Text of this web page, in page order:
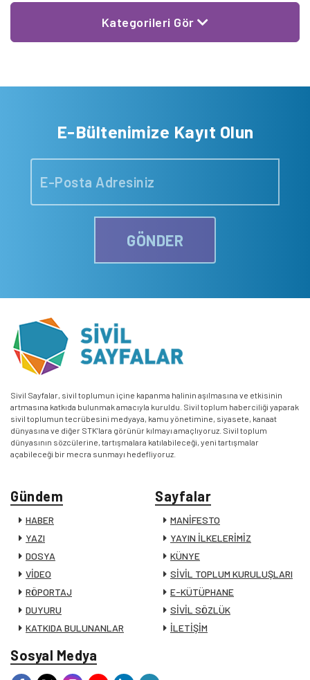
Kategorileri Gör
E-Bültenimize Kayıt Olun
GÖNDER
Sivil Sayfalar, sivil toplumun içine kapanma halinin aşılmasına ve etkisinin
artmasına katkıda bulunmak amacıyla kuruldu. Sivil toplum haberciliği yaparak
sivil toplumun tecrübesini medyaya, kamu yönetimine, siyasete, kanaat
dünyasına ve diğer STK’lara görünür kılmayı amaçlıyoruz. Sivil toplum
dünyasının sözcülerine, tartışmalara katılabileceği, yeni tartışmalar
açabileceği bir mecra sunmayı hedefliyoruz.
Gündem
HABER
YAZI
DOSYA
VİDEO
RÖPORTAJ
DUYURU
KATKIDA BULUNANLAR
Sayfalar
MANİFESTO
YAYIN İLKELERİMİZ
KÜNYE
SİVİL TOPLUM KURULUŞLARI
E-KÜTÜPHANE
SİVİL SÖZLÜK
İLETİŞİM
Sosyal Medya